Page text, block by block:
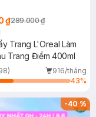
₫289.000 ₫
Trang L'Oreal Làm
Trang Điểm 400ml
916/tháng
43%
-40%